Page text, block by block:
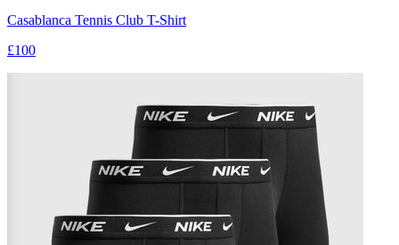
Casablanca Tennis Club T-Shirt
£100